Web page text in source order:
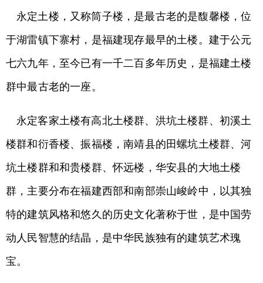
永定土楼，又称筒子楼，是最古老的是馥馨楼，位
于湖雷镇下寨村，是福建现存最早的土楼。建于公元
七六九年，至今已有一千二百多年历史，是福建土楼
群中最古老的一座。
永定客家土楼有高北土楼群、洪坑土楼群、初溪土
楼群和衍香楼、振福楼，南靖县的田螺坑土楼群、河
坑土楼群和和贵楼群、怀远楼，华安县的大地土楼
群，主要分布在福建西部和南部崇山峻岭中，以其独
特的建筑风格和悠久的历史文化著称于世，是中国劳
动人民智慧的结晶，是中华民族独有的建筑艺术瑰
宝。